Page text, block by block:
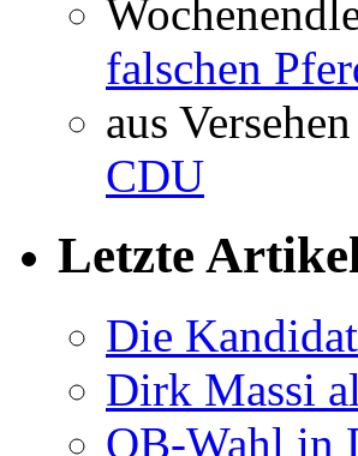
falschen
aus
CDU
Letzte
Die
Dirk Massi
OB-Wahl in